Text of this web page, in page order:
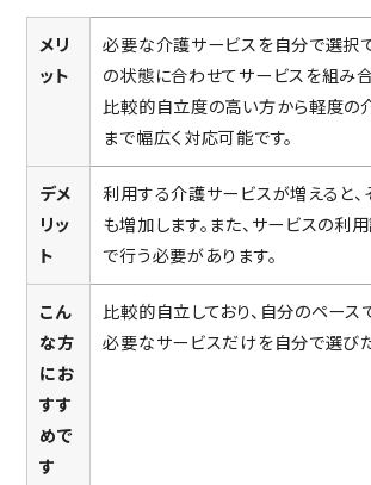
メリ
ット
必要な介護サービスを自分で選択
の状態に合わせてサービスを組み合
比較的自立度の高い方から軽度の
まで幅広く対応可能です。
デメ
リッ
ト
利用する介護サービスが増えると
も増加します。また、サービスの利
で行う必要があります。
こん
な方
にお
すす
めで
す
比較的自立しており、自分のペース
必要なサービスだけを自分で選びた